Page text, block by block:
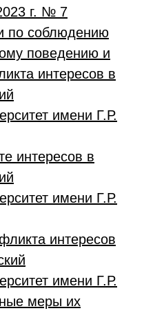
г. № 7
по соблюдению
поведению и
интересов в
имени Г.Р.
интересов в
имени Г.Р.
интересов
имени Г.Р.
меры их